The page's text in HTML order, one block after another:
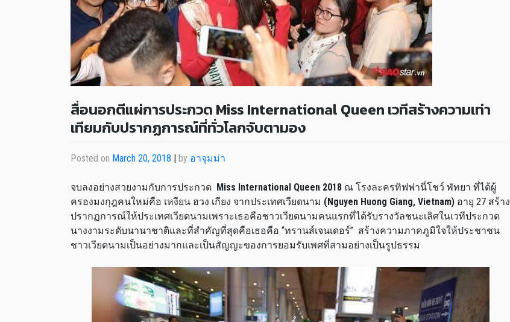
สื่อนอกตีแผ่การประกวด Miss International Queen เวทีสร้างความเท่า
เทียมกับปรากฏการณ์ที่ทั่วโลกจับตามอง
Posted on March 20, 2018 | by อาจุมม่า
จบลงอย่างสวยงามกับการประกวด Miss International Queen 2018 ณ โรงละครทิฟฟานี่โชว์ พัทยา ที่ได้ผู้
ครองมงกุฎคนใหม่คือ เหงียน ฮวง เกียง จากประเทศเวียดนาม (Nguyen Huong Giang, Vietnam) อายุ 27 สร้าง
ปรากฏการณ์ให้ประเทศเวียดนามเพราะเธอคือชาวเวียดนามคนแรกที่ได้รับรางวัลชนะเลิศในเวทีประกวด
นางงามระดับนานาชาติและที่สำคัญที่สุดคือเธอคือ “ทรานส์เจนเดอร์” สร้างความภาคภูมิใจให้ประชาชน
ชาวเวียดนามเป็นอย่างมากและเป็นสัญญะของการยอมรับเพศที่สามอย่างเป็นรูปธรรม